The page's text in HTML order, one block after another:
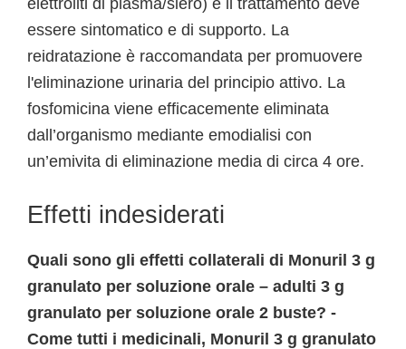
elettroliti di plasma/siero) e il trattamento deve
essere sintomatico e di supporto. La
reidratazione è raccomandata per promuovere
l'eliminazione urinaria del principio attivo. La
fosfomicina viene efficacemente eliminata
dall’organismo mediante emodialisi con
un’emivita di eliminazione media di circa 4 ore.
Effetti indesiderati
Quali sono gli effetti collaterali di Monuril 3 g
granulato per soluzione orale – adulti 3 g
granulato per soluzione orale 2 buste? -
Come tutti i medicinali, Monuril 3 g granulato